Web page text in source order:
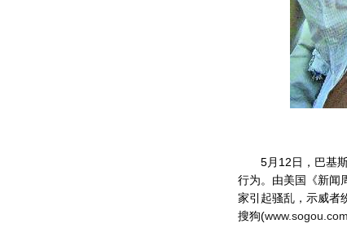
5月12日，巴基斯
行为。由美国《新闻
家引起骚乱，示威者
搜狗(www.sogou.com